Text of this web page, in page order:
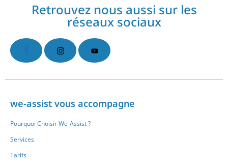
Retrouvez nous aussi sur les
réseaux sociaux
we-assist vous accompagne
Pourquoi Choisir We-Assist ?
Services
Tarifs